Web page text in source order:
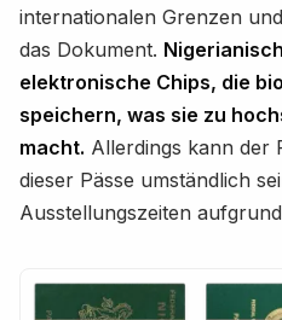
internationalen Grenzen
das Dokument.
elektronische Chips, die
speichern, was sie zu
macht. Allerdings kann der
dieser Pässe umständlich
Ausstellungszeiten